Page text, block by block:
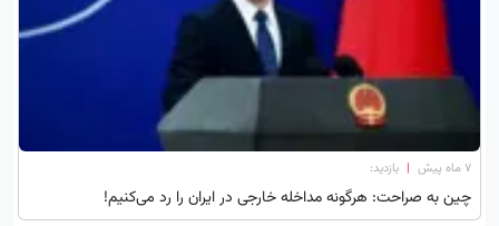
۷ ماه پیش | بازدید:
چین به صراحت: هرگونه مداخله خارجی در ایران را رد می‌کنیم!